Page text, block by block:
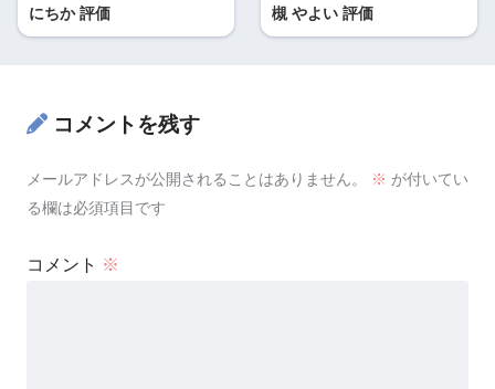
にちか 評価
槻 やよい 評価
コメントを残す
メールアドレスが公開されることはありません。 ※ が付いてい
る欄は必須項目です
コメント ※